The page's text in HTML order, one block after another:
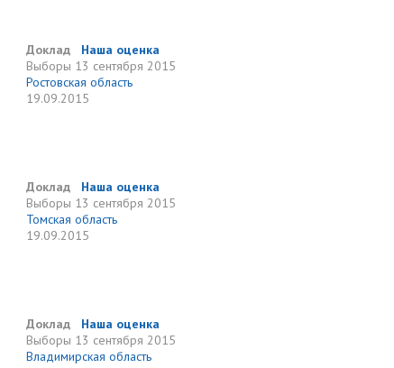
Доклад
Наша оценка
Выборы 13 сентября 2015
Ростовская область
19.09.2015
Доклад
Наша оценка
Выборы 13 сентября 2015
Томская область
19.09.2015
Доклад
Наша оценка
Выборы 13 сентября 2015
Владимирская область